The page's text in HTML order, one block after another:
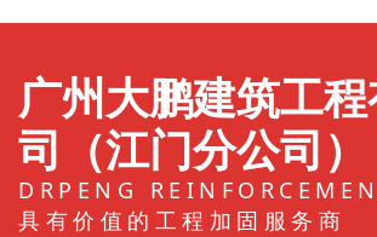
广州大鹏建筑工
司（江门分公司）
DRPENG
具有价值的工程加固服务商